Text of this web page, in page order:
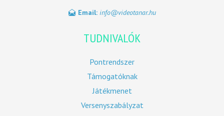
Email: info@videotanar.hu
TUDNIVALÓK
Pontrendszer
Támogatóknak
Játékmenet
Versenyszabályzat